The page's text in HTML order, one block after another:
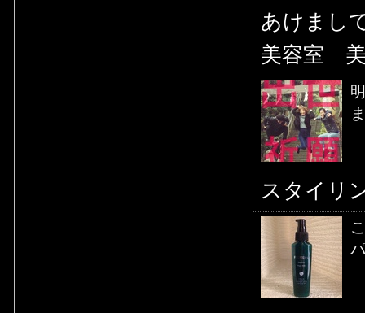
あけま
美容室
スタイリ